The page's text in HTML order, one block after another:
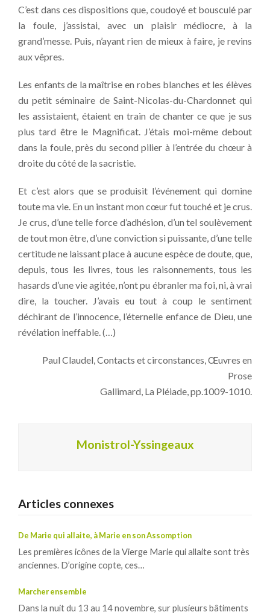
C’est dans ces dispositions que, coudoyé et bousculé par
la foule, j’assistai, avec un plaisir médiocre, à la
grand’messe. Puis, n’ayant rien de mieux à faire, je revins
aux vêpres.
Les enfants de la maîtrise en robes blanches et les élèves
du petit séminaire de Saint-Nicolas-du-Chardonnet qui
les assistaient, étaient en train de chanter ce que je sus
plus tard être le Magnificat. J’étais moi-même debout
dans la foule, près du second pilier à l’entrée du chœur à
droite du côté de la sacristie.
Et c’est alors que se produisit l’événement qui domine
toute ma vie. En un instant mon cœur fut touché et je crus.
Je crus, d’une telle force d’adhésion, d’un tel soulèvement
de tout mon être, d’une conviction si puissante, d’une telle
certitude ne laissant place à aucune espèce de doute, que,
depuis, tous les livres, tous les raisonnements, tous les
hasards d’une vie agitée, n’ont pu ébranler ma foi, ni, à vrai
dire, la toucher. J’avais eu tout à coup le sentiment
déchirant de l’innocence, l’éternelle enfance de Dieu, une
révélation ineffable. (…)
Paul Claudel, Contacts et circonstances, Œuvres en
Prose
Gallimard, La Pléiade, pp.1009-1010.
Monistrol-Yssingeaux
Articles connexes
De Marie qui allaite, à Marie en son Assomption
Les premières icônes de la Vierge Marie qui allaite sont très
anciennes. D’origine copte, ces…
Marcher ensemble
Dans la nuit du 13 au 14 novembre, sur plusieurs bâtiments